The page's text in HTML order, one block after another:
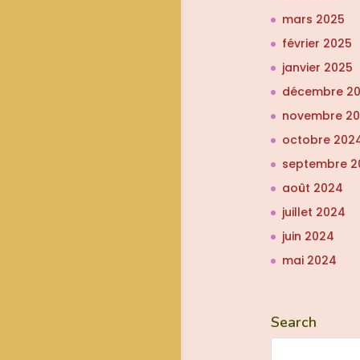
mars 2025
février 2025
janvier 2025
décembre
novembre
octobre
septembre
août 2024
juillet 2024
juin 2024
mai 2024
Search